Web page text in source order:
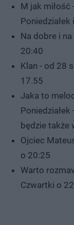
M jak miłość
Na dobre i
20:40
Klan - od 28
17.55
Jaka to
będzie także
Ojciec
o 20:25
Warto
Czwartki o